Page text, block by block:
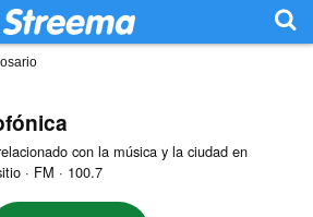
con la música y la ciudad en
· FM · 100.7